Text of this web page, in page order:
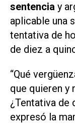
sentencia y
aplicable una
tentativa de
de diez a
“Qué
que quieren y
¿Tentativa de
expresó la